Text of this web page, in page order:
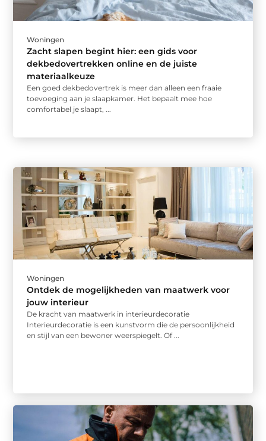
Woningen
Zacht slapen begint hier: een gids voor
dekbedovertrekken online en de juiste
materiaalkeuze
Een goed dekbedovertrek is meer dan alleen een fraaie
toevoeging aan je slaapkamer. Het bepaalt mee hoe
comfortabel je slaapt, ...
Woningen
Ontdek de mogelijkheden van maatwerk voor
jouw interieur
De kracht van maatwerk in interieurdecoratie
Interieurdecoratie is een kunstvorm die de persoonlijkheid
en stijl van een bewoner weerspiegelt. Of ...